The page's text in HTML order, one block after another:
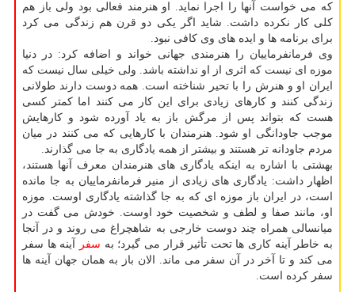
كه می خواست آنها را اجرا نماید. او هنرمند فعالی بود ولی باز هم
كلی كار نكرده داشت. شاید اگر یكی دو قرن هم زندگی می كرد
برای برنامه ها و ایده های وی كافی نبود.
وی فرمانفرماییان را هنرمندی جهانی خواند و اضافه كرد: در دنیا
موزه ای نیست كه اثری از او نداشته باشد. ولی خیلی سال نیست كه
ایران او و هنرش را با تحیر شناخته است. همه دوست دارند طولانی
زندگی كنند و كارهای زیادی برای این كار می كنند اما كمتر كسی
هست كه بتواند پس از مرگش باز به یاد آورده شود و كارهایش
موجب جاودانگی او شود. هنرمندان با كارهایی كه می كنند در میان
مردم جاودانه تر هستند و بیشتر از همه یادگاری به جا می گذارند.
بهشتی با اشاره به اینكه یادگاری های هنرمندان معرف آنها هستند،
اظهار داشت: یادگاری های زیادی از منیر فرمانفرماییان به جا مانده
است، در ایران باز موزه ای كه به جا گذاشته یادگاری اوست. موزه
او، مانند صفا و لطف و شخصیت خود اوست. خودش می گفت در
میانسالی همراه چند دوست خارجی به شاهچراغ می روند و در آنجا
به خاطر آینه كاری ها تحت تأثیر قرار می گیرد؛ به سفر
آینه ها سفر
می كند و تا آخر در آن سفر می ماند. الان باز به همان جهان آینه ها
سفر كرده است.